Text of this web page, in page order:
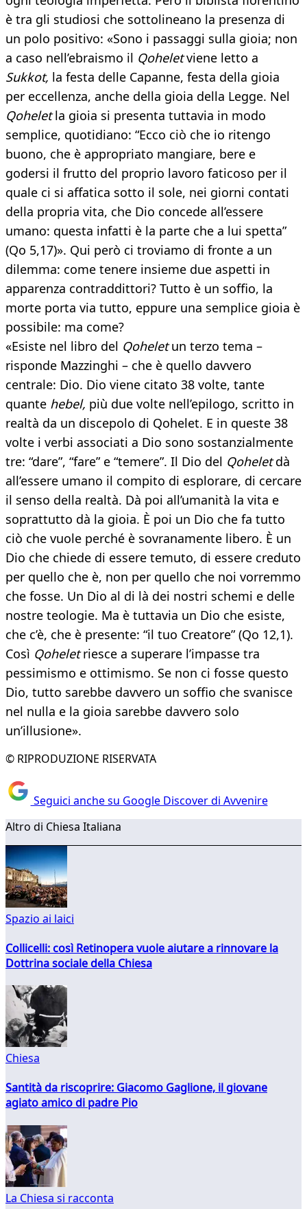
è tra gli studiosi che sottolineano la presenza di
un polo positivo: «Sono i passaggi sulla gioia; non
a caso nell’ebraismo il Qoheletviene letto a
Sukkot, la festa delle Capanne, festa della gioia
per eccellenza, anche della gioia della Legge. Nel
Qoheletla gioia si presenta tuttavia in modo
semplice, quotidiano: “Ecco ciò che io ritengo
buono, che è appropriato mangiare, bere e
godersi il frutto del proprio lavoro faticoso per il
quale ci si affatica sotto il sole, nei giorni contati
della propria vita, che Dio concede all’essere
umano: questa infatti è la parte che a lui spetta”
(Qo 5,17)». Qui però ci troviamo di fronte a un
dilemma: come tenere insieme due aspetti in
apparenza contraddittori? Tutto è un soffio, la
morte porta via tutto, eppure una semplice gioia è
possibile: ma come?
«Esiste nel libro del Qoheletun terzo tema –
risponde Mazzinghi – che è quello davvero
centrale: Dio. Dio viene citato 38 volte, tante
quante hebel, più due volte nell’epilogo, scritto in
realtà da un discepolo di Qohelet. E in queste 38
volte i verbi associati a Dio sono sostanzialmente
tre: “dare”, “fare” e “temere”. Il Dio del Qoheletdà
all’essere umano il compito di esplorare, di cercare
il senso della realtà. Dà poi all’umanità la vita e
soprattutto dà la gioia. È poi un Dio che fa tutto
ciò che vuole perché è sovranamente libero. È un
Dio che chiede di essere temuto, di essere creduto
per quello che è, non per quello che noi vorremmo
che fosse. Un Dio al di là dei nostri schemi e delle
nostre teologie. Ma è tuttavia un Dio che esiste,
che c’è, che è presente: “il tuo Creatore” (Qo 12,1).
Così Qoheletriesce a superare l’impasse tra
pessimismo e ottimismo. Se non ci fosse questo
Dio, tutto sarebbe davvero un soffio che svanisce
nel nulla e la gioia sarebbe davvero solo
un’illusione».
© RIPRODUZIONE RISERVATA
Seguici anche su Google Discover di Avvenire
Altro di Chiesa Italiana
Spazio ai laici
Collicelli: così Retinopera vuole aiutare a rinnovare la
Dottrina sociale della Chiesa
Chiesa
Santità da riscoprire: Giacomo Gaglione, il giovane
agiato amico di padre Pio
La Chiesa si racconta